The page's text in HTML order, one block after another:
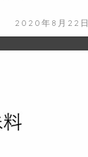
2020年8月22日